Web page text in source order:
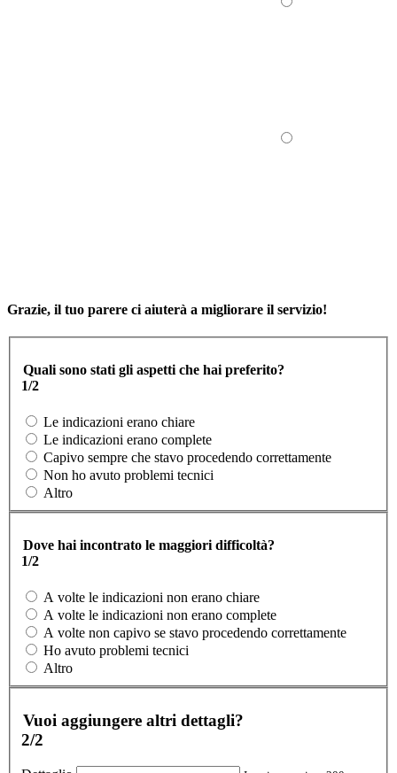
Grazie, il tuo parere ci aiuterà a migliorare il servizio!
Quali sono stati gli aspetti che hai preferito?
1/2
Le indicazioni erano chiare
Le indicazioni erano complete
Capivo sempre che stavo procedendo correttamente
Non ho avuto problemi tecnici
Altro
Dove hai incontrato le maggiori difficoltà?
1/2
A volte le indicazioni non erano chiare
A volte le indicazioni non erano complete
A volte non capivo se stavo procedendo correttamente
Ho avuto problemi tecnici
Altro
Vuoi aggiungere altri dettagli?
2/2